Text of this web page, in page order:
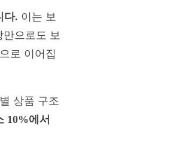
다. 이는 보
으로도 보
로 이어집
상품 구조
10%에서